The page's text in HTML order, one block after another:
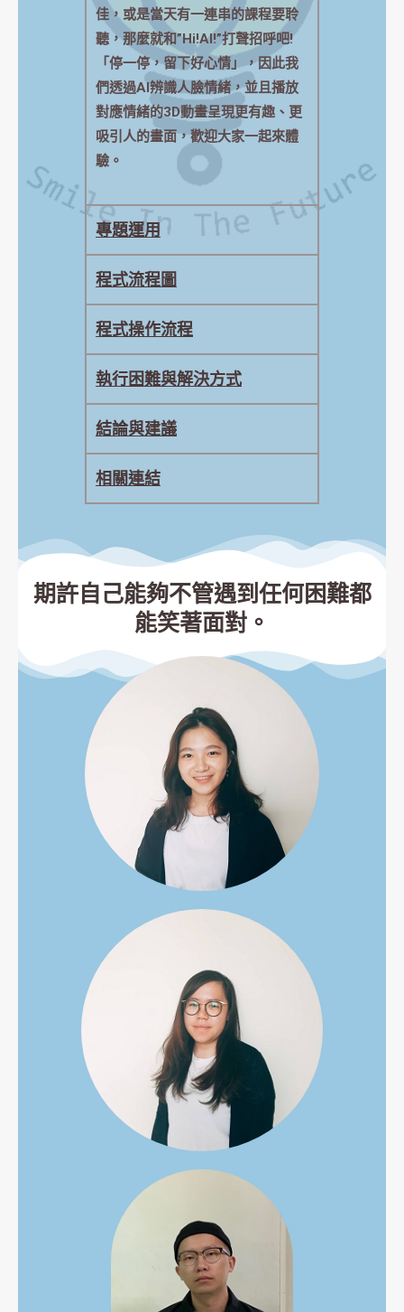
佳，或是當天有一連串的課程要聆
聽，那麼就和”Hi!AI!”打聲招呼吧!
「停一停，留下好心情」，因此我
們透過AI辨識人臉情緒，並且播放
對應情緒的3D動畫呈現更有趣、更
吸引人的畫面，歡迎大家一起來體
驗。
專題運用
程式流程圖
程式操作流程
執行困難與解決方式
結論與建議
相關連結
期許自己能夠不管遇到任何困難都
能笑著面對。